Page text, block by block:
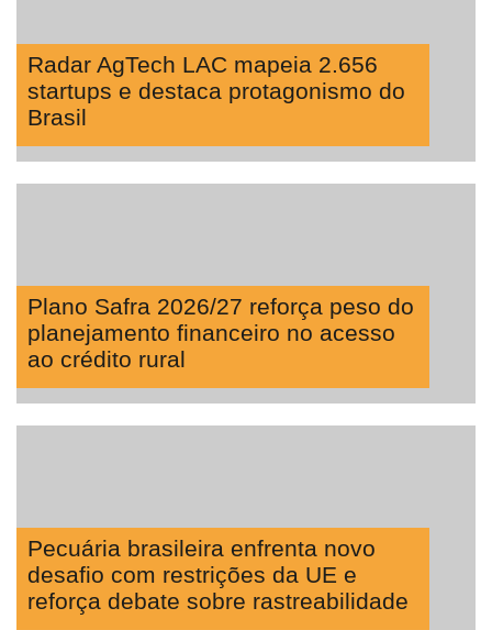
Radar AgTech LAC mapeia 2.656
startups e destaca protagonismo do
Brasil
Plano Safra 2026/27 reforça peso do
planejamento financeiro no acesso
ao crédito rural
Pecuária brasileira enfrenta novo
desafio com restrições da UE e
reforça debate sobre rastreabilidade